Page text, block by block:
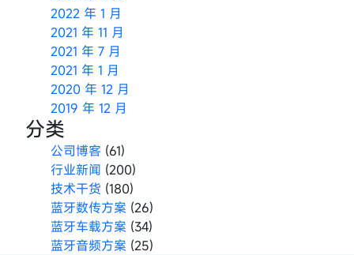
2022 年 1 月
2021 年 11 月
2021 年 7 月
2021 年 1 月
2020 年 12 月
2019 年 12 月
分类
公司博客 (61)
行业新闻 (200)
技术干货 (180)
蓝牙数传方案 (26)
蓝牙车载方案 (34)
蓝牙音频方案 (25)